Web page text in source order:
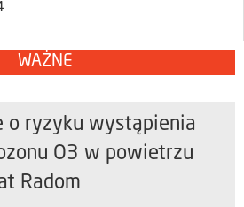
WAŻNE
o ryzyku wystąpienia
O3 w powietrzu
Radom